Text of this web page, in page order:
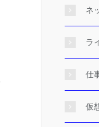
ネ
ラ
仕
仮